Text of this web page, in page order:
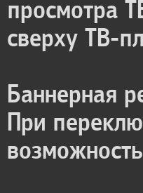
просмотра
сверху ТВ-
Баннерная
При